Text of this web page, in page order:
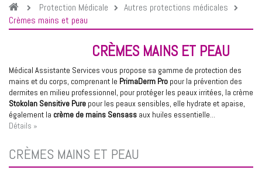
Protection Médicale
Autres protections médicales
Crèmes mains et peau
CRÈMES MAINS ET PEAU
Médical Assistante Services vous propose sa gamme de protection des
mains et du corps, comprenant le PrimaDerm Pro pour la prévention des
dermites en milieu professionnel, pour protéger les peaux irritées, la crème
Stokolan Sensitive Pure pour les peaux sensibles, elle hydrate et apaise,
également la crème de mains Sensass aux huiles essentielle...
Détails »
CRÈMES MAINS ET PEAU